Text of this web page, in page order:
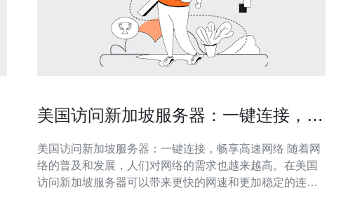
美国访问新加坡服务器：一键连接，畅
美国访问新加坡服务器：一键连接，畅享高速网络 随着网
络的普及和发展，人们对网络的需求也越来越高。在美国
访问新加坡服务器可以带来更快的网速和更加稳定的连